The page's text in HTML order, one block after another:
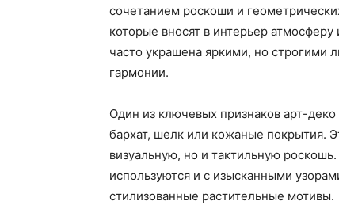
сочетанием роскоши и
которые вносят в интерьер
часто украшена яркими, но строгими
гармонии.
Один из ключевых признаков арт-деко
бархат, шелк или кожаные покрытия.
визуальную, но и тактильную
используются и с изысканными
стилизованные растительные мотивы.